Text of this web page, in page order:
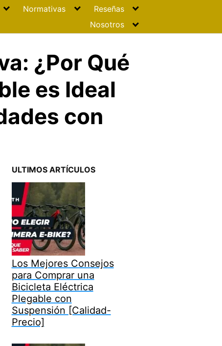
Normativas
Reseñas
Nosotros
¿Por Qué
es Ideal
con
ULTIMOS ARTÍCULOS
Los Mejores Consejos
para Comprar una
Bicicleta Eléctrica
Plegable con
Suspensión [Calidad-
Precio]